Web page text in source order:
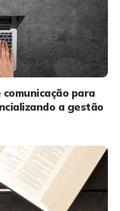
para
a gestão